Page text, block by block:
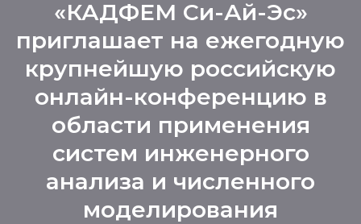
«КАДФЕМ Си-Ай-Эс»
приглашает на ежегодную
крупнейшую российскую
онлайн-конференцию в
области применения
систем инженерного
анализа и численного
моделирования